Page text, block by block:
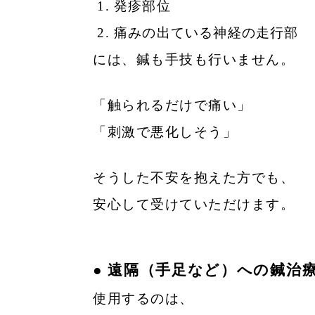
発疹部位
痛みの出ている神経の走行部
には、鍼も手技も行いません。
「触られるだけで痛い」
「刺激で悪化しそう」
そうした不安を抱えた方でも、
安心して受けていただけます。
● 遠隔（手足など）への鍼治
使用するのは、